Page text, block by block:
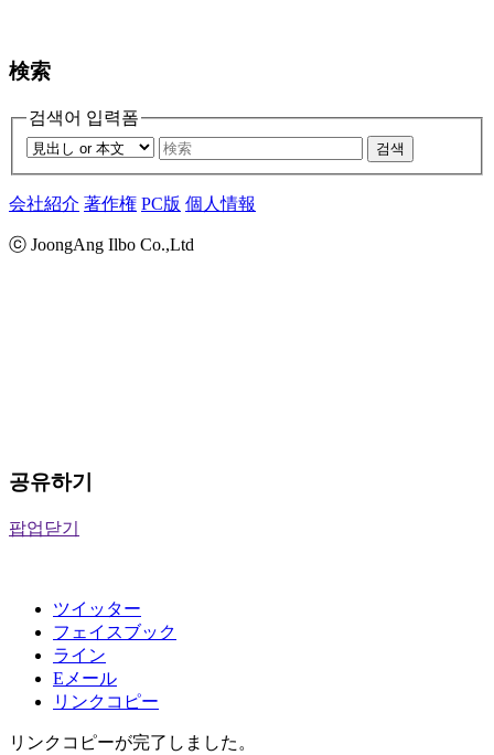
検索
검색어 입력폼
검색
会社紹介 著作権 PC版 個人情報
ⓒ JoongAng Ilbo Co.,Ltd
공유하기
팝업닫기
ツイッター
フェイスブック
ライン
Eメール
リンクコピー
リンクコピーが完了しました。